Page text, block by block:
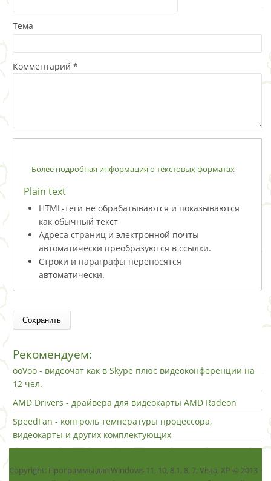
Тема
Комментарий *
Более подробная информация о текстовых форматах
Plain text
HTML-теги не обрабатываются и показываются
как обычный текст
Адреса страниц и электронной почты
автоматически преобразуются в ссылки.
Строки и параграфы переносятся
автоматически.
Рекомендуем:
ooVoo - видеочат как в Skype плюс видеоконференции на
12 чел.
AMD Drivers - драйвера для видеокарты AMD Radeon
SpeedFan - контроль температуры процессора,
видеокарты и других комплектующих
Copyright: Программы для Windows 11, 10, 8.1, 8, 7, Vista, ХР © 2013 -